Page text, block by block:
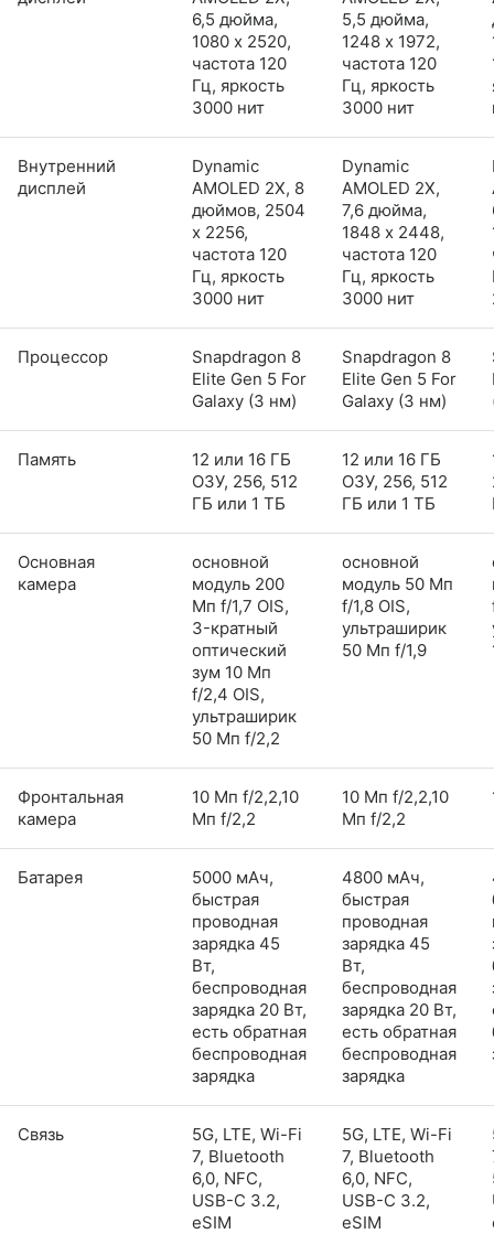
6,5 дюйма,
1080 x 2520,
частота 120
Гц, яркость
3000 нит
5,5 дюйма,
1248 x 1972,
частота 120
Гц, яркость
3000 нит
Внутренний
дисплей
Dynamic
AMOLED 2X, 8
дюймов, 2504
x 2256,
частота 120
Гц, яркость
3000 нит
Dynamic
AMOLED 2X,
7,6 дюйма,
1848 x 2448,
частота 120
Гц, яркость
3000 нит
Процессор
Snapdragon 8
Elite Gen 5 For
Galaxy (3 нм)
Snapdragon 8
Elite Gen 5 For
Galaxy (3 нм)
Память
12 или 16 ГБ
ОЗУ, 256, 512
ГБ или 1 ТБ
12 или 16 ГБ
ОЗУ, 256, 512
ГБ или 1 ТБ
Основная
камера
основной
модуль 200
Мп f/1,7 OIS,
3-кратный
оптический
зум 10 Мп
f/2,4 OIS,
ультраширик
50 Мп f/2,2
основной
модуль 50 Мп
f/1,8 OIS,
ультраширик
50 Мп f/1,9
Фронтальная
камера
10 Мп f/2,2,10
Мп f/2,2
10 Мп f/2,2,10
Мп f/2,2
Батарея
5000 мАч,
быстрая
проводная
зарядка 45
Вт,
беспроводная
зарядка 20 Вт,
есть обратная
беспроводная
зарядка
4800 мАч,
быстрая
проводная
зарядка 45
Вт,
беспроводная
зарядка 20 Вт,
есть обратная
беспроводная
зарядка
Связь
5G, LTE, Wi-Fi
7, Bluetooth
6,0, NFC,
USB-C 3.2,
eSIM
5G, LTE, Wi-Fi
7, Bluetooth
6,0, NFC,
USB-C 3.2,
eSIM